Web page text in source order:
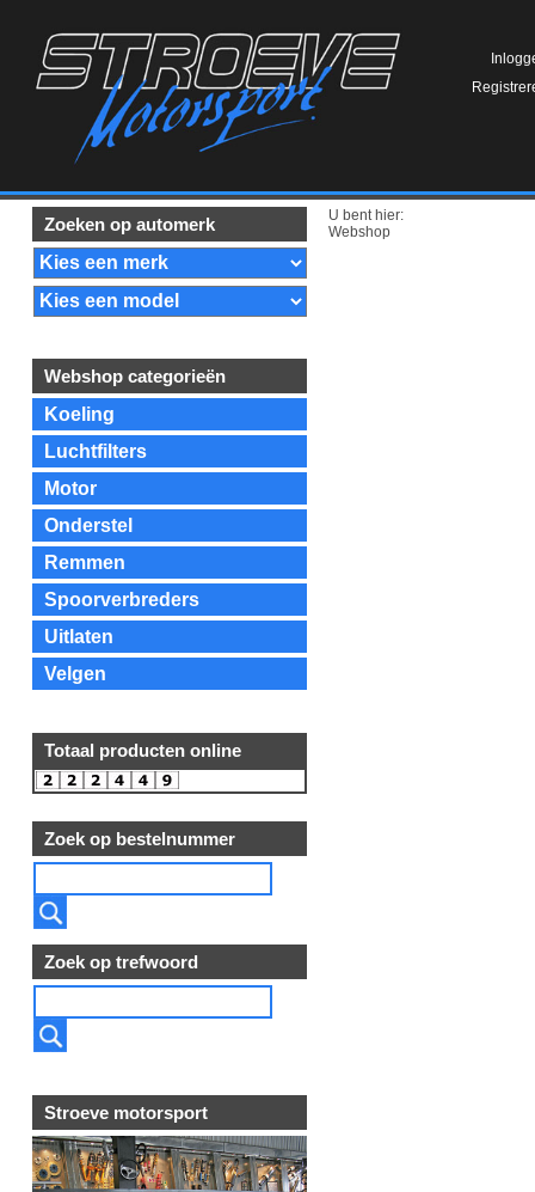
Zoeken op automerk
Webshop categorieën
Koeling
Luchtfilters
Motor
Onderstel
Remmen
Spoorverbreders
Uitlaten
Velgen
Totaal producten online
Zoek op bestelnummer
Zoek op trefwoord
Stroeve motorsport
U bent hier:
Webshop